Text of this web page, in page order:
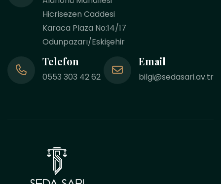
Hicrisezen Caddesi
Karaca Plaza No:14/17
Odunpazarı/Eskişehir
Telefon
0553 303 42 62
Email
bilgi@sedasari.av.tr